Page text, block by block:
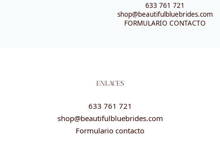
633 761 721
shop@beautifulbluebrides.com
FORMULARIO CONTACTO
ENLACES
633 761 721
shop@beautifulbluebrides.com
Formulario contacto